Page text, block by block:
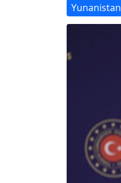
Yunanistan